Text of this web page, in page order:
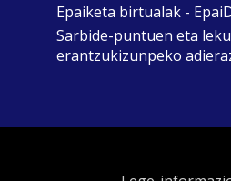
Epaiketa birtualak -
Sarbide-puntuen eta
erantzukizunpeko